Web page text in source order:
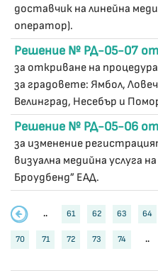
доставчик на линейна
оператор).
Решение № РД-05-07 от
за откриване на
за градовете: Ямбол,
Велинград, Несебър и
Решение № РД-05-06 от
за изменение
визуална медийна услуга
Броудбенд” ЕАД.
.. 61 62 63 64
70 71 72 73 74 ..